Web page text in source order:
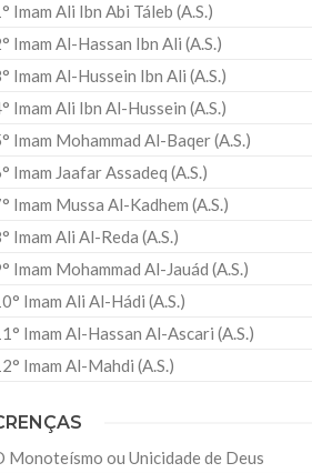
Imam Ali Ibn Abi Táleb (A.S.)
Imam Al-Hassan Ibn Ali (A.S.)
Imam Al-Hussein Ibn Ali (A.S.)
Imam Ali Ibn Al-Hussein (A.S.)
Imam Mohammad Al-Baqer (A.S.)
Imam Jaafar Assadeq (A.S.)
Imam Mussa Al-Kadhem (A.S.)
Imam Ali Al-Reda (A.S.)
Imam Mohammad Al-Jauád (A.S.)
Imam Ali Al-Hádi (A.S.)
Imam Al-Hassan Al-Ascari (A.S.)
Imam Al-Mahdi (A.S.)
Monoteísmo ou Unicidade de Deus